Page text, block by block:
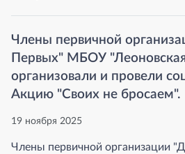
Члены первичной
Первых" МБОУ
организовали и провели
Акцию "Своих не бросаем".
19 ноября 2025
Члены первичной организации